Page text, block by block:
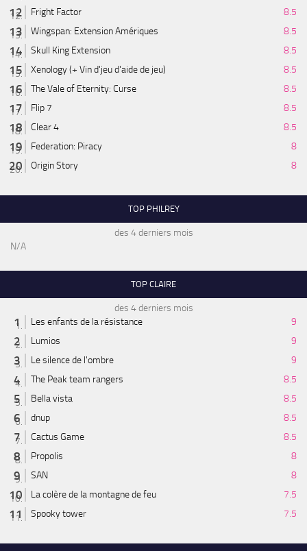
Fright Factor
8.5
Wingspan: Extension Amériques
8.5
Skull King Extension
8.5
Xenology (+ Vin d'jeu d'aide de jeu)
8.5
The Vale of Eternity: Curse
8.5
Flip 7
8.5
Clear 4
8.5
Federation: Piracy
8
Origin Story
8
TOP PHILREY
des 4 derniers mois
N/A
TOP CLAIRE
des 4 derniers mois
Les enfants de la résistance
9
Lumios
9
Le silence de l'ombre
9
The Peak team rangers
8.5
Bella vista
8.5
dnup
8.5
Cactus Game
8.5
Propolis
8
SAN
8
La colère de la montagne de feu
7.5
Spooky tower
7.5